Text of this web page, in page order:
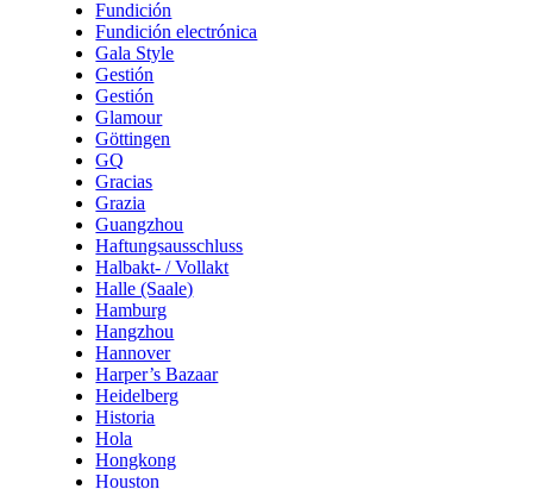
Fundición
Fundición electrónica
Gala Style
Gestión
Gestión
Glamour
Göttingen
GQ
Gracias
Grazia
Guangzhou
Haftungsausschluss
Halbakt- / Vollakt
Halle (Saale)
Hamburg
Hangzhou
Hannover
Harper’s Bazaar
Heidelberg
Historia
Hola
Hongkong
Houston